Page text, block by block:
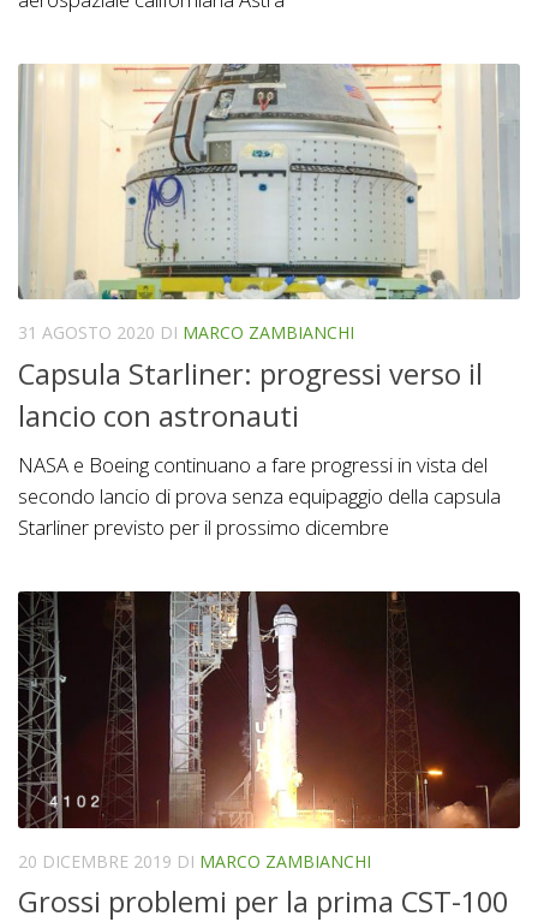
31 AGOSTO 2020 DI MARCO ZAMBIANCHI
Capsula Starliner: progressi verso il
lancio con astronauti
NASA e Boeing continuano a fare progressi in vista del
secondo lancio di prova senza equipaggio della capsula
Starliner previsto per il prossimo dicembre
20 DICEMBRE 2019 DI MARCO ZAMBIANCHI
Grossi problemi per la prima CST-100